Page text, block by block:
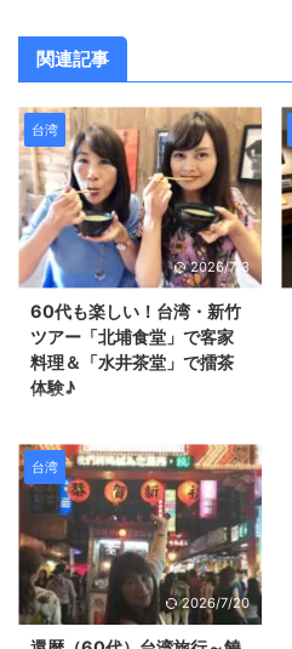
関連記事
台湾
2026/7/3
60代も楽しい！台湾・新竹
ツアー「北埔食堂」で客家
料理＆「水井茶堂」で擂茶
体験♪
ツアーの続きです。 こちら街並
み。 通りが広めで、お店もたく
さん並んでいます。 お昼ご飯
は、台湾の民族の一つ客家の料理
を食べました。 客家料理とても
美味しくて、日本人好みの味でし
た。 台湾・新竹ツアーの台北で
は味わえないグルメや体験をレポ
台湾・新竹ツアーでは、台北ツア
台湾
2026/7/20